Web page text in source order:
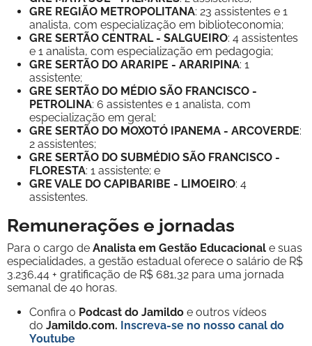
GRE REGIÃO METROPOLITANA: 23 assistentes e 1
analista, com especialização em biblioteconomia;
GRE SERTÃO CENTRAL - SALGUEIRO: 4 assistentes
e 1 analista, com especialização em pedagogia;
GRE SERTÃO DO ARARIPE - ARARIPINA: 1
assistente;
GRE SERTÃO DO MÉDIO SÃO FRANCISCO -
PETROLINA: 6 assistentes e 1 analista, com
especialização em geral;
GRE SERTÃO DO MOXOTÓ IPANEMA - ARCOVERDE:
2 assistentes;
GRE SERTÃO DO SUBMÉDIO SÃO FRANCISCO -
FLORESTA: 1 assistente; e
GRE VALE DO CAPIBARIBE - LIMOEIRO: 4
assistentes.
Remunerações e jornadas
Para o cargo de Analista em Gestão Educacional e suas
especialidades, a gestão estadual oferece o salário de R$
3.236,44 + gratificação de R$ 681,32 para uma jornada
semanal de 40 horas.
Confira o Podcast do Jamildo e outros vídeos
do Jamildo.com. Inscreva-se no nosso canal do
Youtube